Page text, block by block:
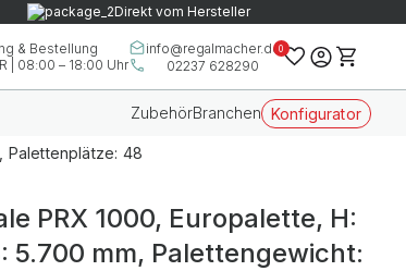
Direkt vom Hersteller
& Bestellung
| 08:00 – 18:00 Uhr
info@regalmacher.de
02237 628290
0
ZubehörBranchen Konfigurator
Palettenplätze: 48
PRX 1000, Europalette, H:
5.700 mm, Palettengewicht: